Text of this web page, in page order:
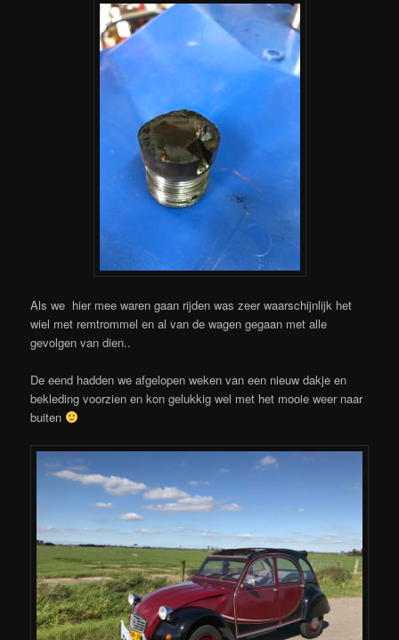
Als we hier mee waren gaan rijden was zeer waarschijnlijk het
wiel met remtrommel en al van de wagen gegaan met alle
gevolgen van dien..
De eend hadden we afgelopen weken van een nieuw dakje en
bekleding voorzien en kon gelukkig wel met het mooie weer naar
buiten